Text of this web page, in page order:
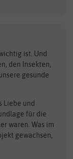
Freudenberger
ist. Und
den Insekten,
gesunde
Liebe und
für die
waren. Was im
gewachsen,